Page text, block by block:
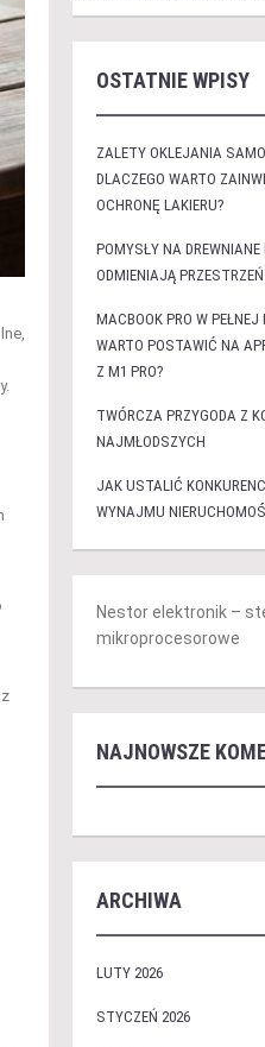
OSTATNIE WPISY
ZALETY OKLEJANIA
DLACZEGO WARTO
OCHRONĘ LAKIERU?
POMYSŁY NA DREWNIANE
ODMIENIAJĄ
MACBOOK PRO W PEŁNEJ
WARTO POSTAWIĆ NA
Z M1 PRO?
TWÓRCZA PRZYGODA Z
NAJMŁODSZYCH
JAK USTALIĆ
WYNAJMU
Nestor elektronik –
mikroprocesorowe
NAJNOWSZE
ARCHIWA
LUTY 2026
STYCZEŃ 2026